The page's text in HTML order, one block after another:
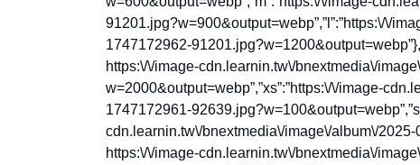
91201.jpg?w=900&output=webp”,”l”:”https:\/\/
1747172962-
https:\/\/image-cdn.learnin.tw\/bnextmedia\/
w=2000&output=webp”,”xs”:”https:\/\/image-
1747172961-
cdn.learnin.tw\/bnextmedia\/image\/album\/
https:\/\/image-cdn.learnin.tw\/bnextmedia\/